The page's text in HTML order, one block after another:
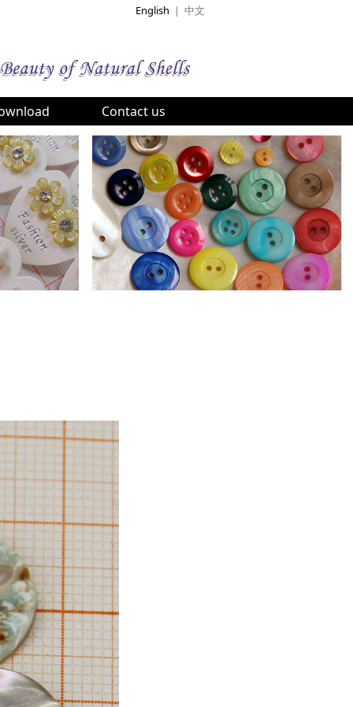
Contact us
English | 中文